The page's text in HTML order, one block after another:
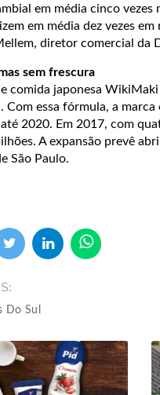
em média cinco vezes
em média dez vezes
diretor comercial da
sem frescura
comida japonesa
Com essa fórmula, a
2020. Em 2017, com
A expansão prevê
São Paulo.
Do Sul